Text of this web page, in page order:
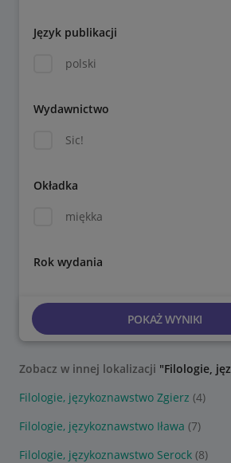
Język publikacji
polski
Wydawnictwo
Sic!
Okładka
miękka
Rok wydania
POKAŻ WYNIKI
Zobacz w innej lokalizacji "Filologie,
Filologie, językoznawstwo Zgierz (4)
Filologie, językoznawstwo Iława (7)
Filologie, językoznawstwo Serock (8)